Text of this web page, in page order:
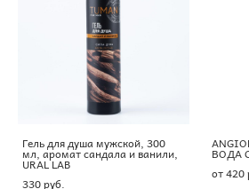
Гель для душа мужской, 300
мл, аромат сандала и ванили,
URAL LAB
330 pуб.
ВОДА
от 420